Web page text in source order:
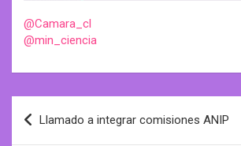
@Camara_cl
@min_ciencia
Post
navigation
Llamado a integrar comisiones ANIP